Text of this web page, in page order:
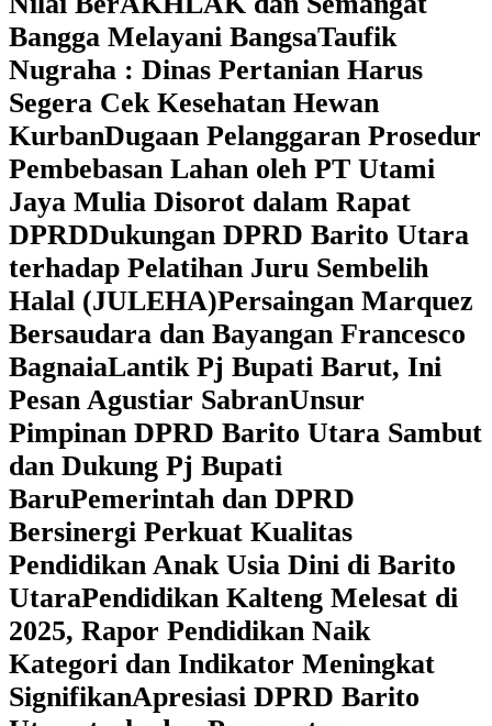
Bangga Melayani BangsaTaufik
Nugraha : Dinas Pertanian Harus
Segera Cek Kesehatan Hewan
KurbanDugaan Pelanggaran Prosedur
Pembebasan Lahan oleh PT Utami
Jaya Mulia Disorot dalam Rapat
DPRDDukungan DPRD Barito Utara
terhadap Pelatihan Juru Sembelih
Halal (JULEHA)Persaingan Marquez
Bersaudara dan Bayangan Francesco
BagnaiaLantik Pj Bupati Barut, Ini
Pesan Agustiar SabranUnsur
Pimpinan DPRD Barito Utara Sambut
dan Dukung Pj Bupati
BaruPemerintah dan DPRD
Bersinergi Perkuat Kualitas
Pendidikan Anak Usia Dini di Barito
Utara‎Pendidikan Kalteng Melesat di
2025, Rapor Pendidikan Naik
Kategori dan Indikator Meningkat
SignifikanApresiasi DPRD Barito